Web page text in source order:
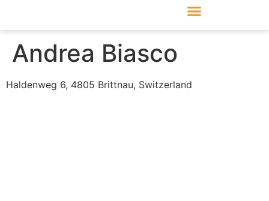
Andrea Biasco
Haldenweg 6, 4805 Brittnau, Switzerland